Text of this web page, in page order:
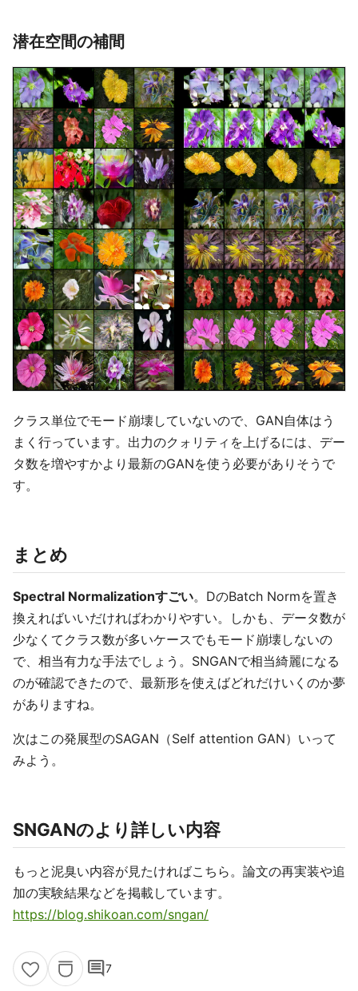
潜在空間の補間
クラス単位でモード崩壊していないので、GAN自体はう
まく行っています。出力のクォリティを上げるには、デー
タ数を増やすかより最新のGANを使う必要がありそうで
す。
まとめ
Spectral Normalizationすごい。DのBatch Normを置き
換えればいいだければわかりやすい。しかも、データ数が
少なくてクラス数が多いケースでもモード崩壊しないの
で、相当有力な手法でしょう。SNGANで相当綺麗になる
のが確認できたので、最新形を使えばどれだけいくのか夢
がありますね。
次はこの発展型のSAGAN（Self attention GAN）いって
みよう。
SNGANのより詳しい内容
もっと泥臭い内容が見たければこちら。論文の再実装や追
加の実験結果などを掲載しています。
https://blog.shikoan.com/sngan/
comment7